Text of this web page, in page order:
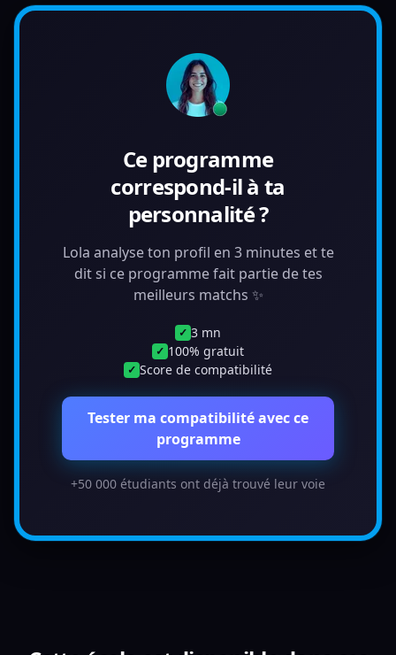
Ce programme
correspond-il à ta
personnalité ?
Lola analyse ton profil en 3 minutes et te
dit si ce programme fait partie de tes
meilleurs matchs ✨
✓ 3 mn
✓ 100% gratuit
✓ Score de compatibilité
Tester ma compatibilité avec ce
programme
+50 000 étudiants ont déjà trouvé leur voie